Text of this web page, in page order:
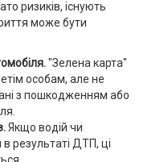
ризиків, існують
може бути
"Зелена карта"
особам, але не
з пошкодженням або
Якщо водій чи
результаті ДТП, ці